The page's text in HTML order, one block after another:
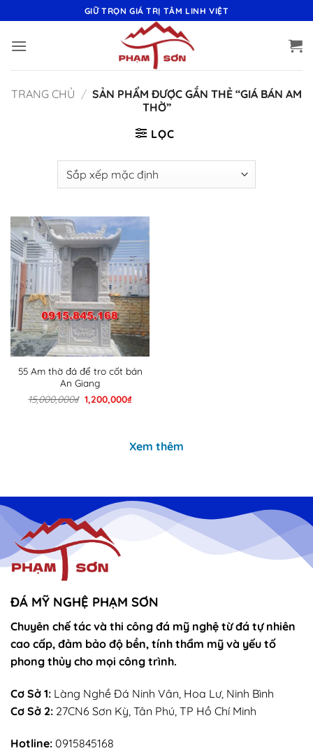
qua
nội
GIỮ TRỌN GIÁ TRỊ TÂM LINH VIỆT
TRANG CHỦ / SẢN PHẨM ĐƯỢC GẮN THẺ “GIÁ BÁN AM
THỜ”
LỌC
55 Am thờ đá để tro cốt bán
An Giang
15,000,000₫ Giá
gốc
1,200,000₫Giá
Xem thêm
ĐÁ MỸ NGHỆ PHẠM SƠN
Chuyên chế tác và thi công đá mỹ nghệ từ đá tự nhiên
cao cấp, đảm bảo độ bền, tính thẩm mỹ và yếu tố
phong thủy cho mọi công trình.
Cơ Sở 1: Làng Nghề Đá Ninh Vân, Hoa Lư, Ninh Bình
Cơ Sở 2: 27CN6 Sơn Kỳ, Tân Phú, TP Hồ Chí Minh
Hotline: 0915845168